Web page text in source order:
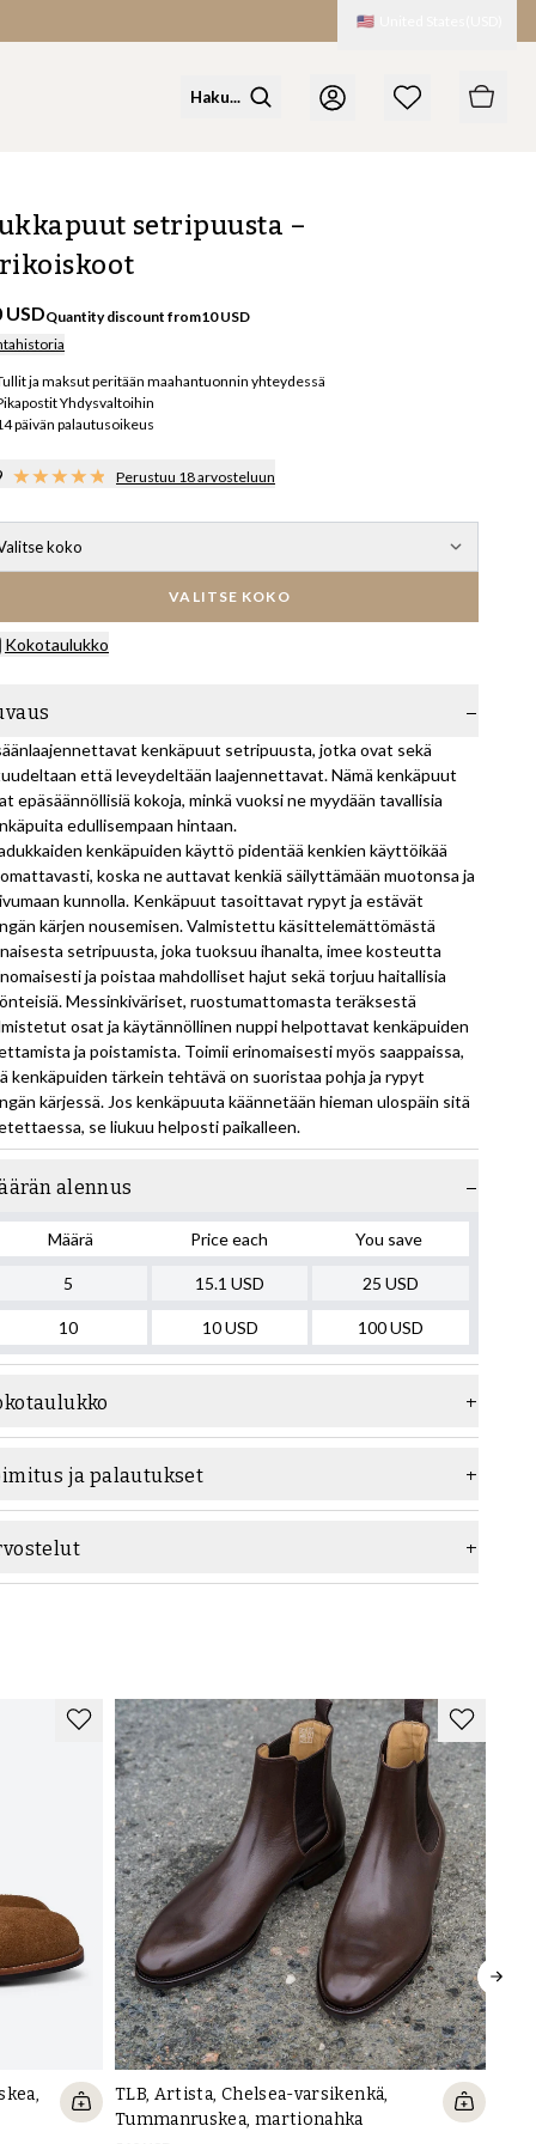
🇺🇸
setripuusta –
USDQuantity discount from10 USD
ja maksut peritään maahantuonnin yhteydessä
Yhdysvaltoihin
päivän palautusoikeus
Perustuu 18 arvosteluun
koko
VALITSE KOKO
Kokotaulukko
kenkäpuut setripuusta, jotka ovat sekä
että leveydeltään laajennettavat. Nämä kenkäpuut
epäsäännöllisiä kokoja, minkä vuoksi ne myydään tavallisia
edullisempaan hintaan.
kenkäpuiden käyttö pidentää kenkien käyttöikää
koska ne auttavat kenkiä säilyttämään muotonsa ja
kunnolla. Kenkäpuut tasoittavat rypyt ja estävät
kärjen nousemisen. Valmistettu käsittelemättömästä
setripuusta, joka tuoksuu ihanalta, imee kosteutta
ja poistaa mahdolliset hajut sekä torjuu haitallisia
Messinkiväriset, ruostumattomasta teräksestä
osat ja käytännöllinen nuppi helpottavat kenkäpuiden
ja poistamista. Toimii erinomaisesti myös saappaissa,
kenkäpuiden tärkein tehtävä on suoristaa pohja ja rypyt
kärjessä. Jos kenkäpuuta käännetään hieman ulospäin sitä
se liukuu helposti paikalleen.
alennus
Määrä Price each You save
5
10
15.1 USD
10 USD
25 USD
100USD
ja palautukset
TLB, Artista, Chelsea-varsikenkä,
Tummanruskea, martionahka